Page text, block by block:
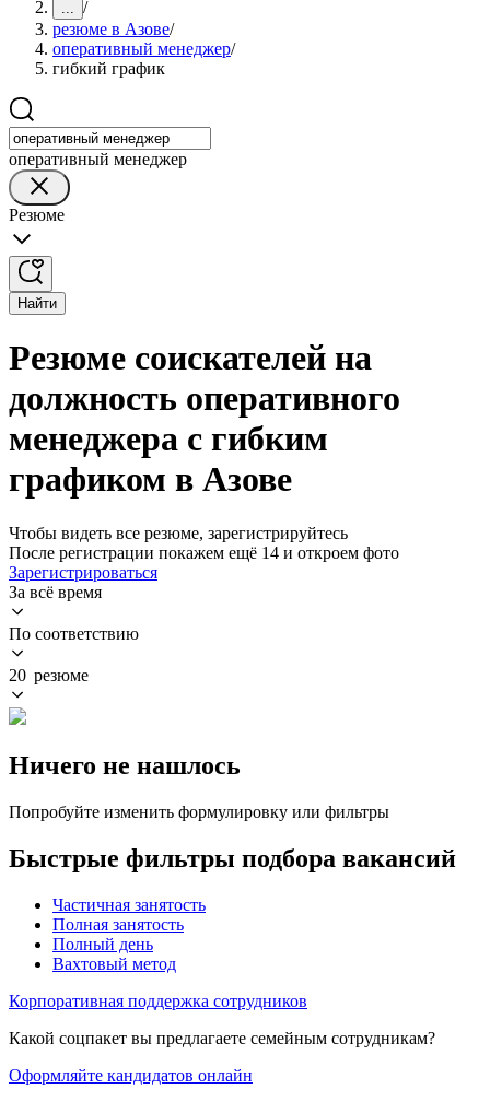
... /
резюме в Азове/
оперативный менеджер/
гибкий график
оперативный менеджер
Резюме
Найти
Резюме соискателей на
должность оперативного
менеджера с гибким
графиком в Азове
Чтобы видеть все резюме, зарегистрируйтесь
После регистрации покажем ещё 14 и откроем фото
Зарегистрироваться
За всё время
По соответствию
20 резюме
Ничего не нашлось
Попробуйте изменить формулировку или фильтры
Быстрые фильтры подбора вакансий
Частичная занятость
Полная занятость
Полный день
Вахтовый метод
Корпоративная поддержка сотрудников
Какой соцпакет вы предлагаете семейным сотрудникам?
Оформляйте кандидатов онлайн